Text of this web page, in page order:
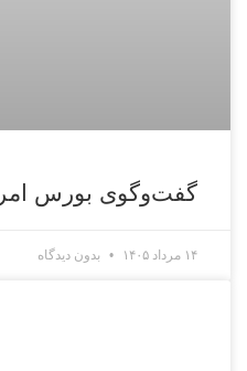
گفت‌وگوی بورس
۱۴ مرداد ۱۴۰۵ بدون دیدگاه